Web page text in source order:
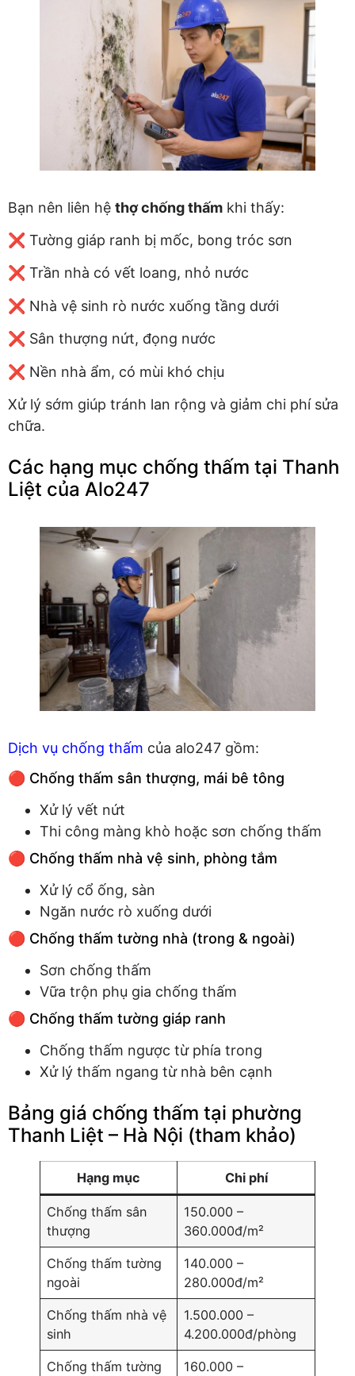
Bạn nên liên hệ thợ chống thấm khi thấy:
❌ Tường giáp ranh bị mốc, bong tróc sơn
❌ Trần nhà có vết loang, nhỏ nước
❌ Nhà vệ sinh rò nước xuống tầng dưới
❌ Sân thượng nứt, đọng nước
❌ Nền nhà ẩm, có mùi khó chịu
Xử lý sớm giúp tránh lan rộng và giảm chi phí sửa
chữa.
Các hạng mục chống thấm tại Thanh
Liệt của Alo247
Dịch vụ chống thấm của alo247 gồm:
🔴 Chống thấm sân thượng, mái bê tông
Xử lý vết nứt
Thi công màng khò hoặc sơn chống thấm
🔴 Chống thấm nhà vệ sinh, phòng tắm
Xử lý cổ ống, sàn
Ngăn nước rò xuống dưới
🔴 Chống thấm tường nhà (trong & ngoài)
Sơn chống thấm
Vữa trộn phụ gia chống thấm
🔴 Chống thấm tường giáp ranh
Chống thấm ngược từ phía trong
Xử lý thấm ngang từ nhà bên cạnh
Bảng giá chống thấm tại phường
Thanh Liệt – Hà Nội (tham khảo)
Hạng mục Chi phí
Chống thấm sân
thượng
150.000 –
360.000đ/m²
Chống thấm tường
ngoài
140.000 –
280.000đ/m²
Chống thấm nhà vệ
sinh
1.500.000 –
4.200.000đ/phòng
Chống thấm tường
160.000 –